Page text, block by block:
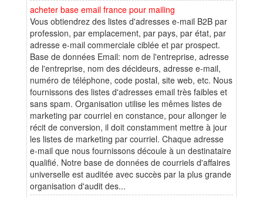
acheter base email france pour mailing
Vous obtiendrez des listes d'adresses e-mail B2B par
profession, par emplacement, par pays, par état, par
adresse e-mail commerciale ciblée et par prospect.
Base de données Email: nom de l'entreprise, adresse
de l'entreprise, nom des décideurs, adresse e-mail,
numéro de téléphone, code postal, site web, etc. Nous
fournissons des listes d'adresses email très faibles et
sans spam. Organisation utilise les mêmes listes de
marketing par courriel en constance, pour allonger le
récit de conversion, il doit constamment mettre à jour
les listes de marketing par courriel. Chaque adresse
e-mail que nous fournissons découle à un destinataire
qualifié. Notre base de données de courriels d'affaires
universelle est auditée avec succès par la plus grande
organisation d'audit des...